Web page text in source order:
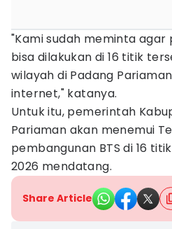
"Kami sudah meminta agar
bisa dilakukan di 16 titik
wilayah di Padang
internet," katanya.
Untuk itu, pemerintah
Pariaman akan menemui
pembangunan BTS di 16
2026 mendatang.
Share Article